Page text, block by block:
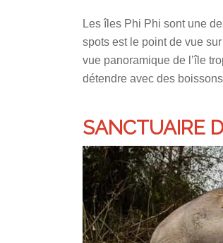
Les îles Phi Phi sont une
spots est le point de vue
vue panoramique de l’île
détendre avec des
SANCTUAIRE